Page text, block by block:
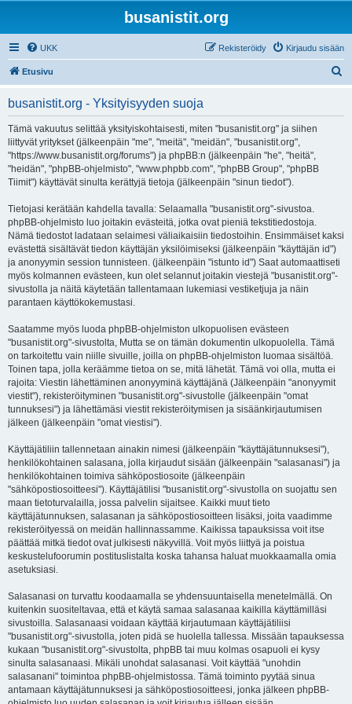
busanistit.org
UKK Kirjaudu sisään
Rekisteröidy
Etusivu
busanistit.org - Yksityisyyden suoja
Tämä vakuutus selittää yksityiskohtaisesti, miten "busanistit.org" ja siihen
liittyvät yritykset (jälkeenpäin "me", "meitä", "meidän", "busanistit.org",
"https://www.busanistit.org/forums") ja phpBB:n (jälkeenpäin "he", "heitä",
"heidän", "phpBB-ohjelmisto", "www.phpbb.com", "phpBB Group", "phpBB
Tiimit") käyttävät sinulta kerättyjä tietoja (jälkeenpäin "sinun tiedot").
Tietojasi kerätään kahdella tavalla: Selaamalla "busanistit.org"-sivustoa.
phpBB-ohjelmisto luo joitakin evästeitä, jotka ovat pieniä tekstitiedostoja.
Nämä tiedostot ladataan selaimesi väliaikaisiin tiedostoihin. Ensimmäiset kaksi
evästettä sisältävät tiedon käyttäjän yksilöimiseksi (jälkeenpäin "käyttäjän id")
ja anonyymin session tunnisteen. (jälkeenpäin "istunto id") Saat automaattiseti
myös kolmannen evästeen, kun olet selannut joitakin viestejä "busanistit.org"-
sivustolla ja näitä käytetään tallentamaan lukemiasi vestiketjuja ja näin
parantaen käyttökokemustasi.
Saatamme myös luoda phpBB-ohjelmiston ulkopuolisen evästeen
"busanistit.org"-sivustolta, Mutta se on tämän dokumentin ulkopuolella. Tämä
on tarkoitettu vain niille sivuille, joilla on phpBB-ohjelmiston luomaa sisältöä.
Toinen tapa, jolla keräämme tietoa on se, mitä lähetät. Tämä voi olla, mutta ei
rajoita: Viestin lähettäminen anonyyminä käyttäjänä (Jälkeenpäin "anonyymit
viestit"), rekisteröityminen "busanistit.org"-sivustolle (jälkeenpäin "omat
tunnuksesi") ja lähettämäsi viestit rekisteröitymisen ja sisäänkirjautumisen
jälkeen (jälkeenpäin "omat viestisi").
Käyttäjätiliin tallennetaan ainakin nimesi (jälkeenpäin "käyttäjätunnuksesi"),
henkilökohtainen salasana, jolla kirjaudut sisään (jälkeenpäin "salasanasi") ja
henkilökohtainen toimiva sähköpostiosoite (jälkeenpäin
"sähköpostiosoitteesi"). Käyttäjätilisi "busanistit.org"-sivustolla on suojattu sen
maan tietoturvalailla, jossa palvelin sijaitsee. Kaikki muut tieto
käyttäjätunnuksen, salasanan ja sähköpostiosoitteen lisäksi, joita vaadimme
rekisteröityessä on meidän hallinnassamme. Kaikissa tapauksissa voit itse
päättää mitkä tiedot ovat julkisesti näkyvillä. Voit myös liittyä ja poistua
keskustelufoorumin postituslistalta koska tahansa haluat muokkaamalla omia
asetuksiasi.
Salasanasi on turvattu koodaamalla se yhdensuuntaisella menetelmällä. On
kuitenkin suositeltavaa, että et käytä samaa salasanaa kaikilla käyttämilläsi
sivustoilla. Salasanaasi voidaan käyttää kirjautumaan käyttäjätiliisi
"busanistit.org"-sivustolla, joten pidä se huolella tallessa. Missään tapauksessa
kukaan "busanistit.org"-sivustolta, phpBB tai muu kolmas osapuoli ei kysy
sinulta salasanaasi. Mikäli unohdat salasanasi. Voit käyttää "unohdin
salasanani" toimintoa phpBB-ohjelmistossa. Tämä toiminto pyytää sinua
antamaan käyttäjätunnuksesi ja sähköpostiosoitteesi, jonka jälkeen phpBB-